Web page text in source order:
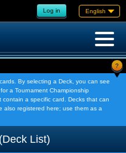
Log in English
?
By selecting a Deck, you can see
a Tournament Championship
contain a specific card. Decks that can
also registered here; use them as a
List)